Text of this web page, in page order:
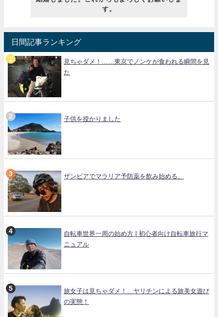
す。
日間記事ランキング
見ちゃダメ！……東京でノンケが食われる瞬間を見
た
子供を授かりました
ザンビアでマラリア予防薬を飲み始める。
自転車世界一周の始め方 | 初心者向け自転車旅行マ
ニュアル
旅女子は見ちゃダメ！…ヤリチンによる旅美女遊び
の実態！